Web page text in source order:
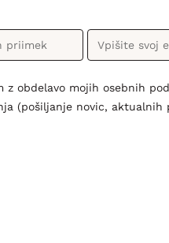
z obdelavo mojih osebnih
(pošiljanje novic, aktualnih